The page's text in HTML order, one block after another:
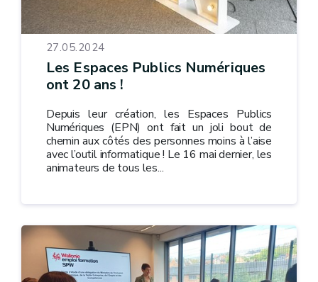
27.05.2024
Les Espaces Publics Numériques
ont 20 ans !
Depuis leur création, les Espaces Publics
Numériques (EPN) ont fait un joli bout de
chemin aux côtés des personnes moins à l’aise
avec l’outil informatique ! Le 16 mai dernier, les
animateurs de tous les...